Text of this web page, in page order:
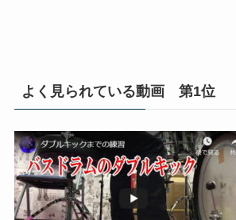
よく見られている動画 第1位